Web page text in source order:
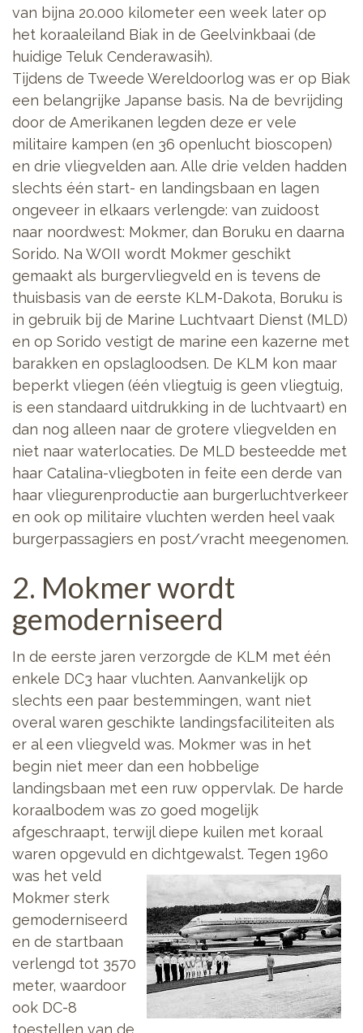
van bijna 20.000 kilometer een week later op
het koraaleiland Biak in de Geelvinkbaai (de
huidige Teluk Cenderawasih).
Tijdens de Tweede Wereldoorlog was er op Biak
een belangrijke Japanse basis. Na de bevrijding
door de Amerikanen legden deze er vele
militaire kampen (en 36 openlucht bioscopen)
en drie vliegvelden aan. Alle drie velden hadden
slechts één start- en landingsbaan en lagen
ongeveer in elkaars verlengde: van zuidoost
naar noordwest: Mokmer, dan Boruku en daarna
Sorido. Na WOII wordt Mokmer geschikt
gemaakt als burgervliegveld en is tevens de
thuisbasis van de eerste KLM-Dakota, Boruku is
in gebruik bij de Marine Luchtvaart Dienst (MLD)
en op Sorido vestigt de marine een kazerne met
barakken en opslagloodsen. De KLM kon maar
beperkt vliegen (één vliegtuig is geen vliegtuig,
is een standaard uitdrukking in de luchtvaart) en
dan nog alleen naar de grotere vliegvelden en
niet naar waterlocaties. De MLD besteedde met
haar Catalina-vliegboten in feite een derde van
haar vliegurenproductie aan burgerluchtverkeer
en ook op militaire vluchten werden heel vaak
burgerpassagiers en post/vracht meegenomen.
2. Mokmer wordt
gemoderniseerd
In de eerste jaren verzorgde de KLM met één
enkele DC3 haar vluchten. Aanvankelijk op
slechts een paar bestemmingen, want niet
overal waren geschikte landingsfaciliteiten als
er al een vliegveld was. Mokmer was in het
begin niet meer dan een hobbelige
landingsbaan met een ruw oppervlak. De harde
koraalbodem was zo goed mogelijk
afgeschraapt, terwijl diepe kuilen met koraal
waren opgevuld en dichtgewalst. Tegen 1960
was het veld
Mokmer sterk
gemoderniseerd
en de startbaan
verlengd tot 3570
meter, waardoor
ook DC-8